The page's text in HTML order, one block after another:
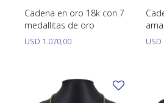
Cadena en oro 18k con 7
medallitas de oro
USD 1.070,00 USD